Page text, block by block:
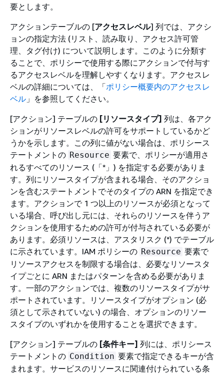
要とします。
アクションテーブルの [アクセスレベル] 列では、アクシ
ョンの指定方法 (リスト、読み取り、アクセス許可管
理、タグ付け) について説明します。このように分類す
ることで、ポリシーで使用する際にアクションで付与す
るアクセスレベルを理解しやすくなります。アクセスレ
ベルの詳細については、「ポリシー概要内のアクセスレ
ベル 」を参照してください。
[アクション] テーブルの [リソースタイプ] 列は、各アク
ションがリソースレベルの許可をサポートしているかど
うかを示します。この列に値がない場合は、ポリシース
テートメントの Resource 要素で、ポリシーが適用さ
れるすべてのリソース (「*」) を指定する必要がありま
す。列にリソースタイプが含まれる場合、そのアクショ
ンを含むステートメントでそのタイプの ARN を指定でき
ます。アクションで 1 つ以上のリソースが必須となって
いる場合、呼び出し元には、それらのリソースを伴うア
クションを使用するための許可が付与されている必要が
あります。必須リソースは、アスタリスク (*) でテーブル
に示されています。IAM ポリシーの Resource 要素で
リソースアクセスを制限する場合は、必要なリソースタ
イプごとに ARN またはパターンを含める必要がありま
す。一部のアクションでは、複数のリソースタイプがサ
ポートされています。リソースタイプがオプション (必
須として示されていない) の場合、オプションのリソー
スタイプのいずれかを使用することを選択できます。
[アクション] テーブルの [条件キー] 列には、ポリシース
テートメントの Condition 要素で指定できるキーが含
まれます。サービスのリソースに関連付けられている条